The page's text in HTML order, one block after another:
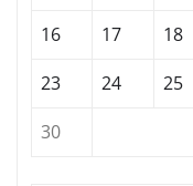
16
17 18
23
24 25
30